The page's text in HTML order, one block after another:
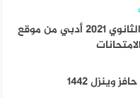
حل امتحان الفرنساوي للصف الثالث الثانوي 2021 أدبي من موقع
وينزل 1442